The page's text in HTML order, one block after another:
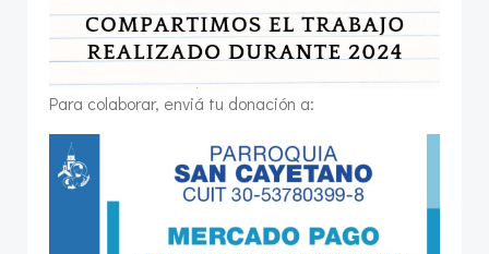
Para colaborar, enviá tu donación a: